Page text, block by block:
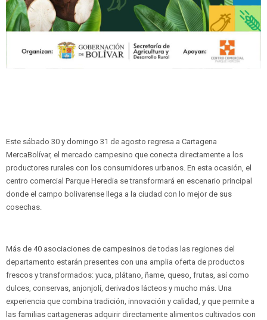
Este sábado 30 y domingo 31 de agosto regresa a Cartagena
MercaBolívar, el mercado campesino que conecta directamente a los
productores rurales con los consumidores urbanos. En esta ocasión, el
centro comercial Parque Heredia se transformará en escenario principal
donde el campo bolivarense llega a la ciudad con lo mejor de sus
cosechas.
Más de 40 asociaciones de campesinos de todas las regiones del
departamento estarán presentes con una amplia oferta de productos
frescos y transformados: yuca, plátano, ñame, queso, frutas, así como
dulces, conservas, anjonjolí, derivados lácteos y mucho más. Una
experiencia que combina tradición, innovación y calidad, y que permite a
las familias cartageneras adquirir directamente alimentos cultivados con